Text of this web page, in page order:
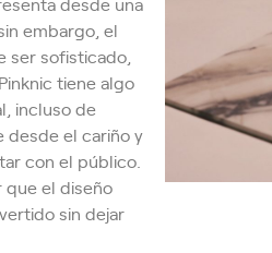
embargo, el
ser sofisticado,
tiene algo
incluso de
desde el cariño y
con el público.
que el diseño
sin dejar